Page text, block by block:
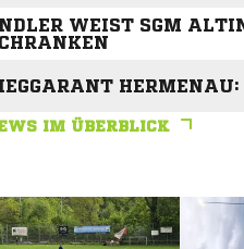
WEIST SGM
IM ÜBERBLICK